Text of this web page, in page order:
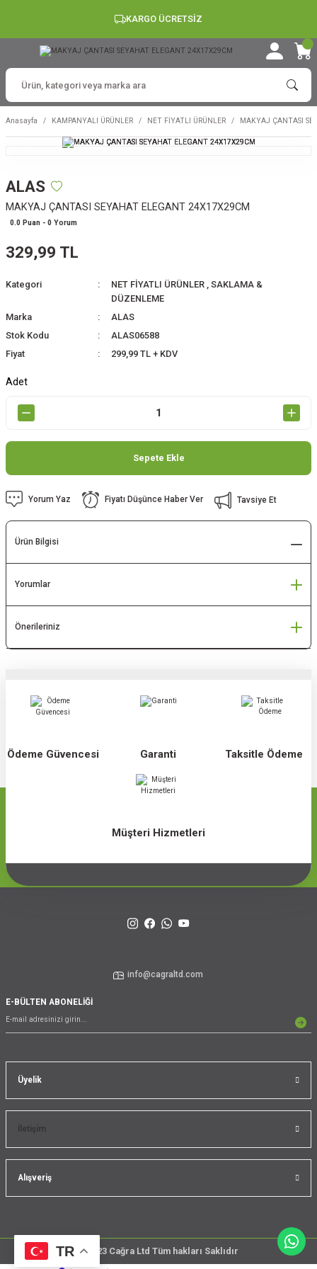
KARGO ÜCRETSİZ
Anasayfa KAMPANYALI ÜRÜNLER NET FİYATLI ÜRÜNLER MAKYAJ ÇANTASI
ALAS
MAKYAJ ÇANTASI SEYAHAT ELEGANT 24X17X29CM
0.0 Puan - 0 Yorum
329,99 TL
Kategori NET FİYATLI ÜRÜNLER , SAKLAMA &
DÜZENLEME
Marka
ALAS
Stok Kodu
ALAS06588
Fiyat
299,99 TL + KDV
Adet
Sepete Ekle
Yorum Yaz Fiyatı Düşünce Haber Ver Tavsiye Et
Ürün Bilgisi
Yorumlar
Önerileriniz
Ödeme Güvencesi Garanti Taksitle Ödeme
Müşteri Hizmetleri
Üyelik
İletişim
Alışveriş
TR
info@cagraltd.com
E-BÜLTEN ABONELİĞİ
@2023 Cağra Ltd Tüm hakları Saklıdır